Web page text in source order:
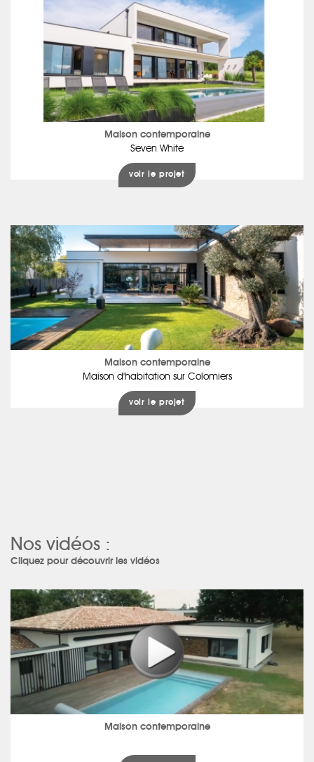
Maison contemporaine
Seven White
voir le projet
Maison contemporaine
Maison d'habitation sur Colomiers
voir le projet
Nos vidéos :
Cliquez pour découvrir les vidéos
Maison contemporaine